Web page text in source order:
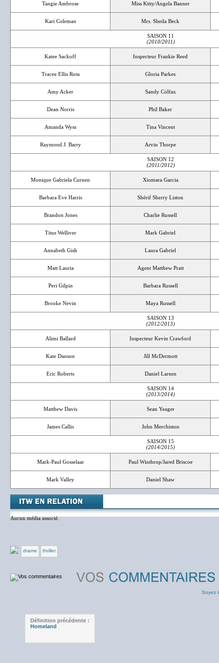
Tangie Ambrose Miss Kitty/Angela Banner
Kari Coleman Mrs. Sheila Beck
SAISON 11
(2010/2011)
Katee Sackoff Inspecteur Frankie Reed
Tracee Ellis Ross Gloria Parkes
Amy Acker Sandy Colfax
Dean Norris Phil Baker
Amanda Wyss Tina Vincent
Raymond J. Barry Arvin Thorpe
SAISON 12
(2011/2012)
Monique Gabriela Curnen Xiomara Garcia
Barbara Eve Harris Shérif Sherry Liston
Brandon Jones Charlie Russell
Titus Welliver Mark Gabriel
Annabeth Gish Laura Gabriel
Matt Lauria Agent Matthew Pratt
Peri Gilpin Barbara Russell
Brooke Nevin Maya Russell
SAISON 13
(2012/2013)
Alimi Ballard Inspecteur Kevin Crawford
Kate Danson Jill McDermott
Eric Roberts Daniel Larson
SAISON 14
(2013/2014)
Matthew Davis Sean Yeager
James Callis John Merchiston
SAISON 15
(2014/2015)
Mark-Paul Gosselaar Paul Winthrop/Jared Briscoe
Mark Valley Daniel Shaw
Aucun média associé.
drame thriller
Soyez
Définition précédente :
Homeland